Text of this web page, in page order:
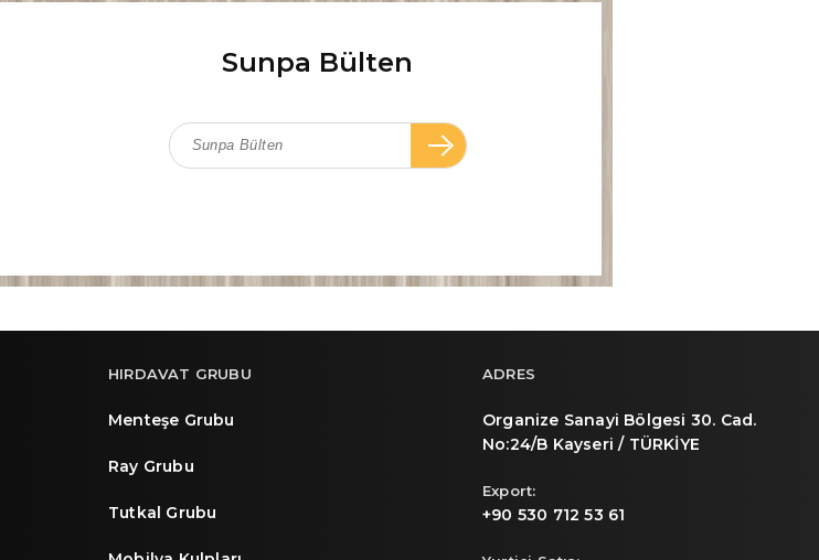
Sunpa Bülten
HIRDAVAT GRUBU
Menteşe Grubu
Ray Grubu
Tutkal Grubu
ADRES
Organize Sanayi Bölgesi 30. Cad.
No:24/B Kayseri / TÜRKİYE
Export:
+90 530 712 53 61